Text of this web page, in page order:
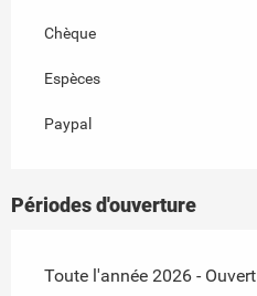
Chèque
Espèces
Paypal
Périodes d'ouverture
Toute l'année 2026 -